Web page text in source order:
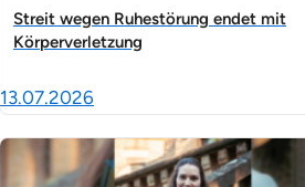
Streit wegen Ruhestörung endet mit
Körperverletzung
13.07.2026